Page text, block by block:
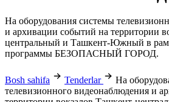
На оборудования системы
и архивации событий на территории
центральный и Ташкент-Южный в
программы БЕЗОПАСНЫЙ ГОРОД.
Bosh sahifa Tenderlar
На
телевизионного видеонаблюдения и